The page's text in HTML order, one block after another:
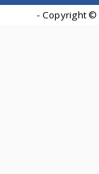
- Copyright ©